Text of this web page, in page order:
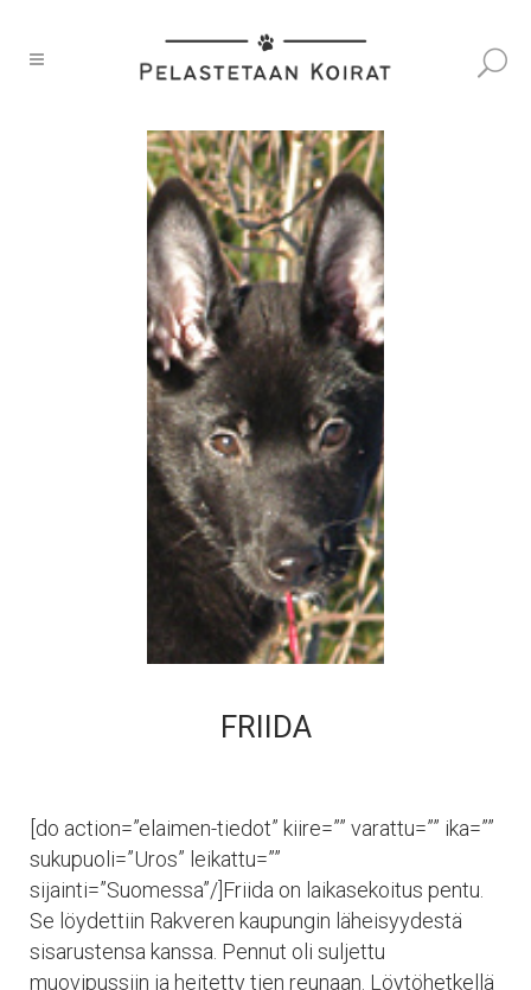
FRIIDA
[do action=”elaimen-tiedot” kiire=”” varattu=”” ika=””
sukupuoli=”Uros” leikattu=””
sijainti=”Suomessa”/]Friida on laikasekoitus pentu.
Se löydettiin Rakveren kaupungin läheisyydestä
sisarustensa kanssa. Pennut oli suljettu
muovipussiin ja heitetty tien reunaan. Löytöhetkellä